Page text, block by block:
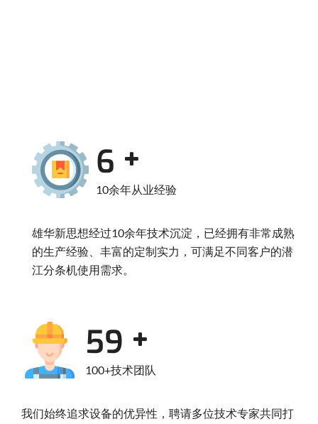
10
10余年从业经验
雄华新思想经过10余年技术沉淀，已经拥有非常成熟
的生产经验、丰富的定制实力，可满足不同客户的潜
江分条机使用需求。
97
100+技术团队
我们始终追求设备的优异性，聘请多位技术专家共同打